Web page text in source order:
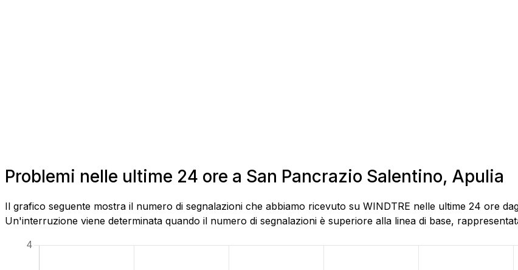
Problemi nelle ultime 24 ore a San Pancrazio Salentino, Apulia
Il grafico seguente mostra il numero di segnalazioni che abbiamo ricevuto su WINDTRE nelle ultime 24 ore
Un'interruzione viene determinata quando il numero di segnalazioni è superiore alla linea di base,